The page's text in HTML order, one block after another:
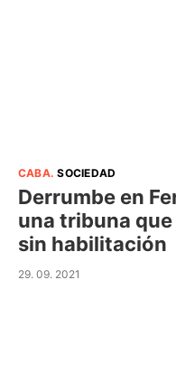
CABA.SOCIEDAD
Derrumbe en
una tribuna
sin habilitación
29. 09. 2021